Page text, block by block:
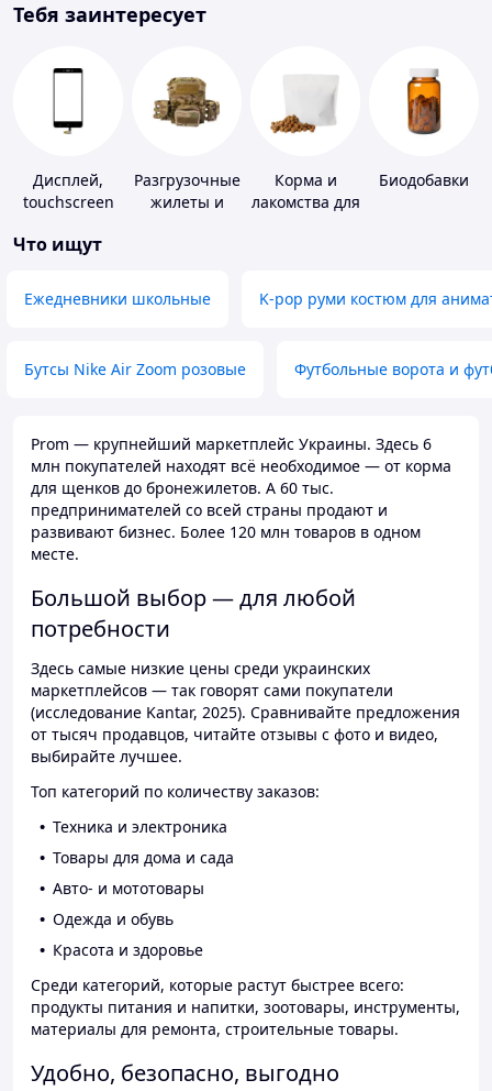
Тебя заинтересует
Дисплей,
touchscreen
телефонов
Разгрузочные
жилеты и
Корма и
лакомства для
Биодобавки
Что ищут
Ежедневники школьные K-pop руми костюм для
Бутсы Nike Air Zoom розовые Футбольные ворота и
Prom — крупнейший маркетплейс Украины. Здесь 6
млн покупателей находят всё необходимое — от корма
для щенков до бронежилетов. А 60 тыс.
предпринимателей со всей страны продают и
развивают бизнес. Более 120 млн товаров в одном
месте.
Большой выбор — для любой
потребности
Здесь самые низкие цены среди украинских
маркетплейсов — так говорят сами покупатели
(исследование Kantar, 2025). Сравнивайте предложения
от тысяч продавцов, читайте отзывы с фото и видео,
выбирайте лучшее.
Топ категорий по количеству заказов:
Техника и электроника
Товары для дома и сада
Авто- и мототовары
Одежда и обувь
Красота и здоровье
Среди категорий, которые растут быстрее всего:
продукты питания и напитки, зоотовары, инструменты,
материалы для ремонта, строительные товары.
Удобно, безопасно, выгодно